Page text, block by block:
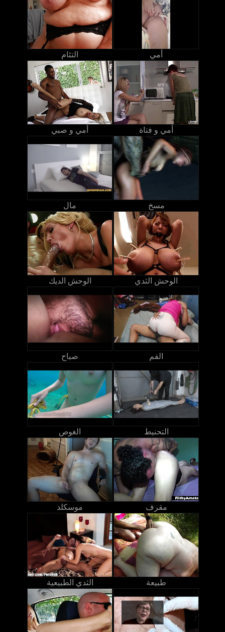
التئام أمي
أمي و صبي أمي و فتاة
مال مسخ
الوحش الديك الوحش الثدي
صباح الفم
الغوص التحنيط
موسكلد مقرف
الثدي الطبيعية طبيعة